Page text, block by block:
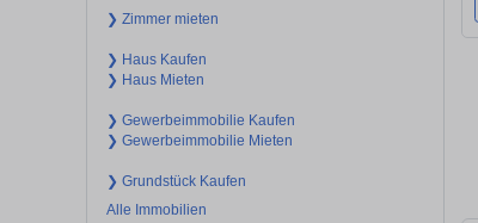
❯ Zimmer mieten
❯ Haus Kaufen
❯ Haus Mieten
❯ Gewerbeimmobilie Kaufen
❯ Gewerbeimmobilie Mieten
❯ Grundstück Kaufen
Alle Immobilien